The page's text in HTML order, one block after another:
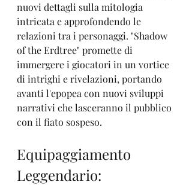
nuovi dettagli sulla mitologia
intricata e approfondendo le
relazioni tra i personaggi. "Shadow
of the Erdtree" promette di
immergere i giocatori in un vortice
di intrighi e rivelazioni, portando
avanti l'epopea con nuovi sviluppi
narrativi che lasceranno il pubblico
con il fiato sospeso.
Equipaggiamento
Leggendario: